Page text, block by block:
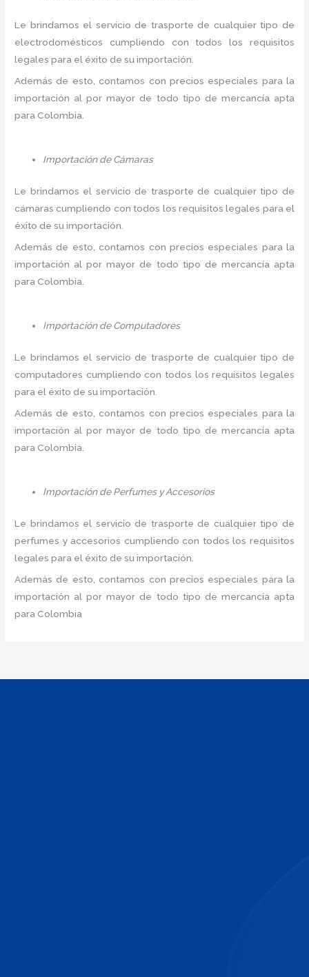
Le brindamos el servicio de trasporte de cualquier tipo de
electrodomésticos cumpliendo con todos los requisitos
legales para el éxito de su importación.
Además de esto, contamos con precios especiales para la
importación al por mayor de todo tipo de mercancía apta
para Colombia.
Importación de Cámaras
Le brindamos el servicio de trasporte de cualquier tipo de
cámaras cumpliendo con todos los requisitos legales para el
éxito de su importación.
Además de esto, contamos con precios especiales para la
importación al por mayor de todo tipo de mercancía apta
para Colombia.
Importación de Computadores
Le brindamos el servicio de trasporte de cualquier tipo de
computadores cumpliendo con todos los requisitos legales
para el éxito de su importación.
Además de esto, contamos con precios especiales para la
importación al por mayor de todo tipo de mercancía apta
para Colombia.
Importación de Perfumes y Accesorios
Le brindamos el servicio de trasporte de cualquier tipo de
perfumes y accesorios cumpliendo con todos los requisitos
legales para el éxito de su importación.
Además de esto, contamos con precios especiales para la
importación al por mayor de todo tipo de mercancía apta
para Colombia